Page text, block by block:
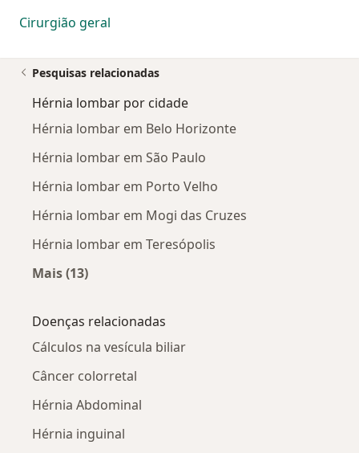
Cirurgião geral
Pesquisas relacionadas
Hérnia lombar por cidade
Hérnia lombar em Belo Horizonte
Hérnia lombar em São Paulo
Hérnia lombar em Porto Velho
Hérnia lombar em Mogi das Cruzes
Hérnia lombar em Teresópolis
Mais (13)
Doenças relacionadas
Cálculos na vesícula biliar
Câncer colorretal
Hérnia Abdominal
Hérnia inguinal